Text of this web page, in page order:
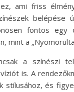
ami friss
belépése
fontos egy
mint a
a színészi
is. A
stílusához, és